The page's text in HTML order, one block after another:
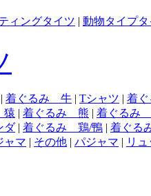
ィングタイツ | 動物タイプ
| 着ぐるみ 牛 | Tシャツ | 着
猿 | 着ぐるみ 熊 | 着ぐるみ
ダ | 着ぐるみ 鶏/鴨 | 着ぐる
マ | その他 | パジャマ | リ